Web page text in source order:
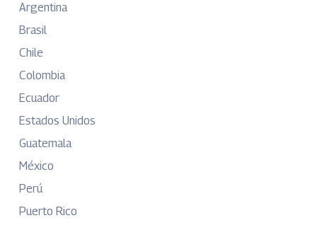
Argentina
Brasil
Chile
Colombia
Ecuador
Estados Unidos
Guatemala
México
Perú
Puerto Rico